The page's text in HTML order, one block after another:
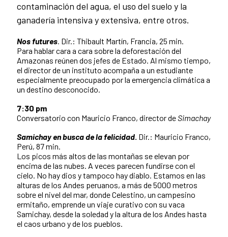
contaminación del agua, el uso del suelo y la
ganadería intensiva y extensiva, entre otros.
Nos futures. Dir.: Thibault Martín, Francia, 25 min.
Para hablar cara a cara sobre la deforestación del
Amazonas reúnen dos jefes de Estado. Al mismo tiempo,
el director de un instituto acompaña a un estudiante
especialmente preocupado por la emergencia climática a
un destino desconocido.
7:30 pm
Conversatorio con Mauricio Franco, director deSimachay
Samichay en busca de la felicidad. Dir.: Mauricio Franco,
Perú, 87 min.
Los picos más altos de las montañas se elevan por
encima de las nubes. A veces parecen fundirse con el
cielo. No hay dios y tampoco hay diablo. Estamos en las
alturas de los Andes peruanos, a más de 5000 metros
sobre el nivel del mar, donde Celestino, un campesino
ermitaño, emprende un viaje curativo con su vaca
Samichay, desde la soledad y la altura de los Andes hasta
el caos urbano y de los pueblos.